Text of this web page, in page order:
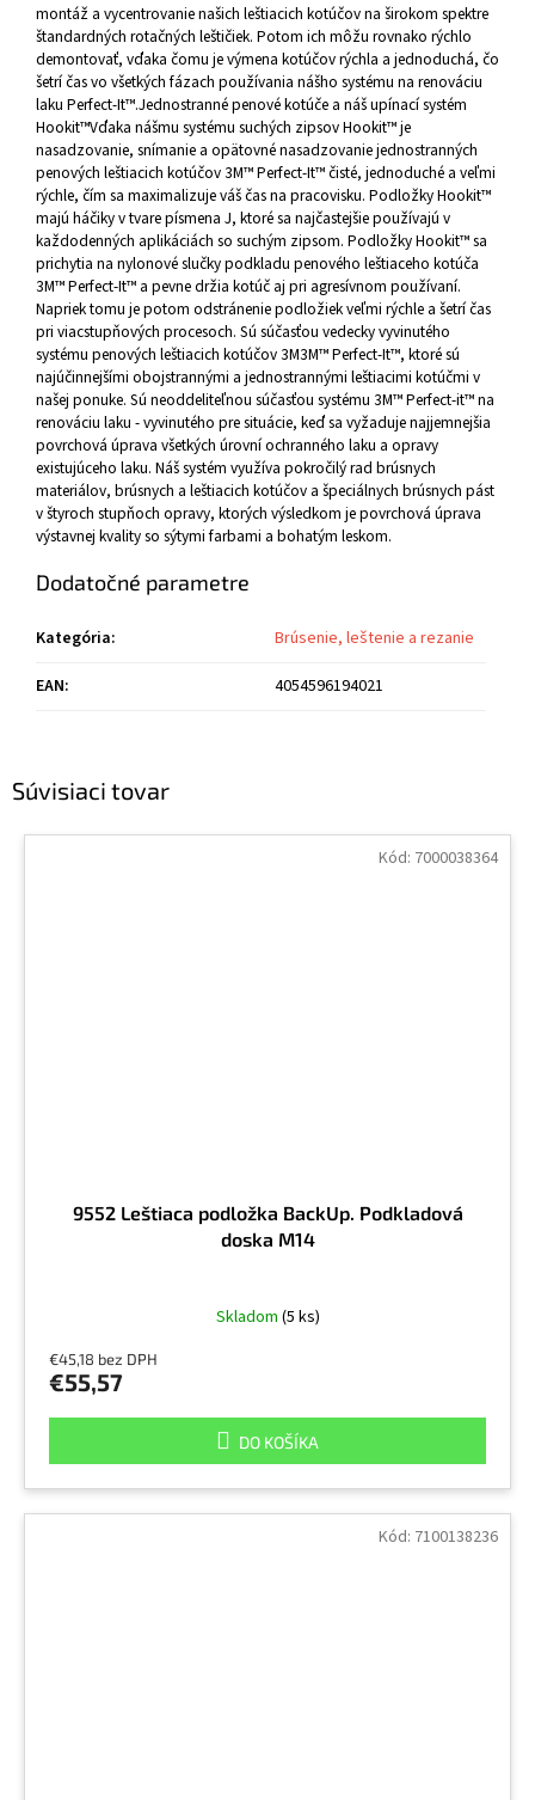
Súvisiaci tovar
9552 Leštiaca podložka BackUp. Podkladová
doska M14
Skladom (5 ks)
€45,18 bez DPH
€55,57
DO KOŠÍKA
Kód: 7000038364
Kód: 7100138236
montáž a vycentrovanie našich leštiacich kotúčov na širokom spektre
štandardných rotačných leštičiek. Potom ich môžu rovnako rýchlo
demontovať, vďaka čomu je výmena kotúčov rýchla a jednoduchá, čo
šetrí čas vo všetkých fázach používania nášho systému na renováciu
laku Perfect-It™.Jednostranné penové kotúče a náš upínací systém
Hookit™Vďaka nášmu systému suchých zipsov Hookit™ je
nasadzovanie, snímanie a opätovné nasadzovanie jednostranných
penových leštiacich kotúčov 3M™ Perfect-It™ čisté, jednoduché a veľmi
rýchle, čím sa maximalizuje váš čas na pracovisku. Podložky Hookit™
majú háčiky v tvare písmena J, ktoré sa najčastejšie používajú v
každodenných aplikáciách so suchým zipsom. Podložky Hookit™ sa
prichytia na nylonové slučky podkladu penového leštiaceho kotúča
3M™ Perfect-It™ a pevne držia kotúč aj pri agresívnom používaní.
Napriek tomu je potom odstránenie podložiek veľmi rýchle a šetrí čas
pri viacstupňových procesoch. Sú súčasťou vedecky vyvinutého
systému penových leštiacich kotúčov 3M3M™ Perfect-It™, ktoré sú
najúčinnejšími obojstrannými a jednostrannými leštiacimi kotúčmi v
našej ponuke. Sú neoddeliteľnou súčasťou systému 3M™ Perfect-it™ na
renováciu laku - vyvinutého pre situácie, keď sa vyžaduje najjemnejšia
povrchová úprava všetkých úrovní ochranného laku a opravy
existujúceho laku. Náš systém využíva pokročilý rad brúsnych
materiálov, brúsnych a leštiacich kotúčov a špeciálnych brúsnych pást
v štyroch stupňoch opravy, ktorých výsledkom je povrchová úprava
výstavnej kvality so sýtymi farbami a bohatým leskom.
Dodatočné parametre
Kategória:
Brúsenie, leštenie a rezanie
EAN: 4054596194021